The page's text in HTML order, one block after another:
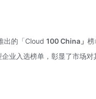
出的「Cloud100 China 」
业入选榜单，彰显了市场